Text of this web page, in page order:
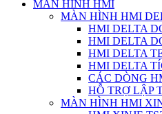
MÀN HÌNH HMI
MÀN HÌNH HMI
HMI DELTA
HMI DELTA
HMI DELTA
HMI DELTA
CÁC DÒNG
HỖ TRỢ LẬP
MÀN HÌNH HMI